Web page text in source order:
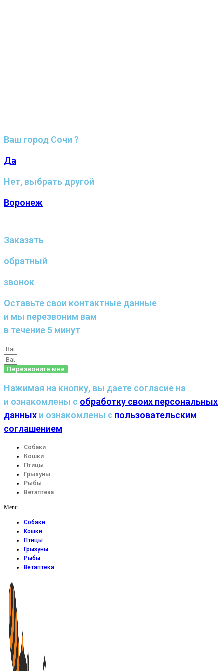
Ваш город Сочи ?
Да
Нет, выбрать другой
Воронеж
Заказать
обратный
звонок
Оставьте свои контактные данные
и мы перезвоним вам
в течение 5 минут
Перезвоните мне
Нажимая на кнопку, вы даете согласие на
и ознакомлены с обработку своих персональных
данных и ознакомлены с пользовательским
соглашением
Собаки
Кошки
Птицы
Грызуны
Рыбы
Ветаптека
Menu
Собаки
Кошки
Птицы
Грызуны
Рыбы
Ветаптека